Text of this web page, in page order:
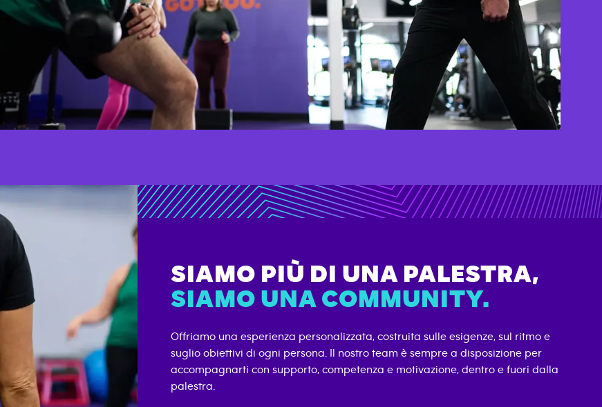
SIAMO PIÙ DI UNA PALESTRA,
SIAMO UNA COMMUNITY.
Offriamo una esperienza personalizzata, costruita sulle esigenze, sul ritmo e
suglio obiettivi di ogni persona. Il nostro team è sempre a disposizione per
accompagnarti con supporto, competenza e motivazione, dentro e fuori dalla
palestra.